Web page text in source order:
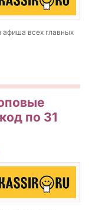
афиша всех главных
по 31